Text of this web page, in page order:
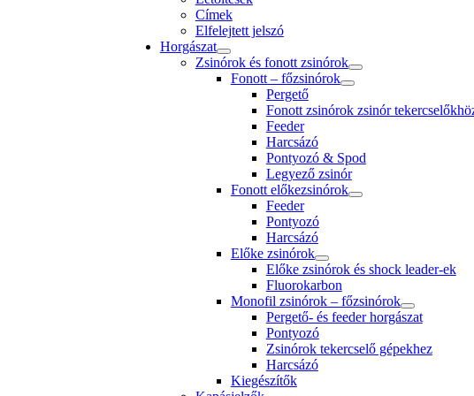
Címek
Elfelejtett jelszó
Horgászat
Zsinórok és fonott zsinórok
Fonott – főzsinórok
Pergető
Fonott zsinórok zsinór
Feeder
Harcsázó
Pontyozó & Spod
Legyező zsinór
Fonott előkezsinórok
Feeder
Pontyozó
Harcsázó
Előke zsinórok
Előke zsinórok és shock leader-ek
Fluorokarbon
Monofil zsinórok – főzsinórok
Pergető- és feeder horgászat
Pontyozó
Zsinórok tekercselő gépekhez
Harcsázó
Kiegészítők